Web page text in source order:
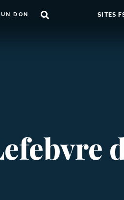
DON SITES